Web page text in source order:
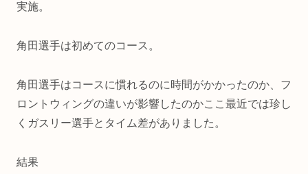
実施。
角田選手は初めてのコース。
角田選手はコースに慣れるのに時間がかかったのか、フ
ロントウィングの違いが影響したのかここ最近では珍し
くガスリー選手とタイム差がありました。
結果